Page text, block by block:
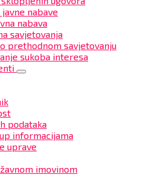
nabave
nabava
savjetovanja
prethodnom savjetovanju
sukoba interesa
podataka
informacijama
uprave
imovinom